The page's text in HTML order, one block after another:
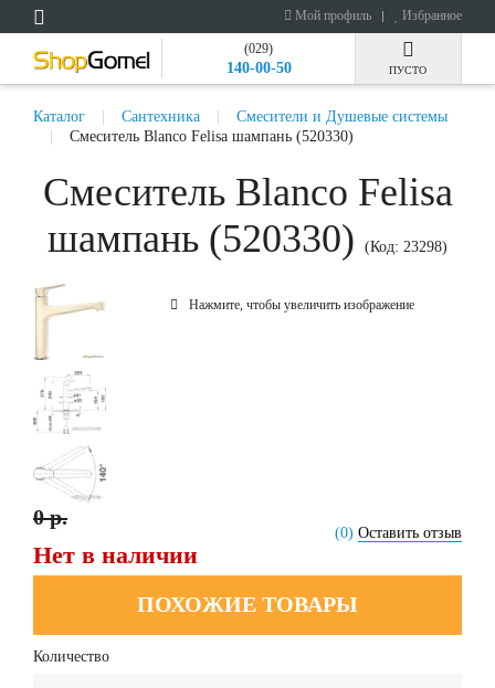
Мой профиль Избранное
(029)
140-00-50 ПУСТО
Каталог Сантехника
Смесители и Душевые системы
Смеситель Blanco Felisa шампань (520330)
Смеситель Blanco Felisa
шампань (520330)
(Код: 23298)
Нажмите, чтобы увеличить изображение
(0) Оставить отзыв
0 р.
Нет в наличии
ПОХОЖИЕ ТОВАРЫ
Количество